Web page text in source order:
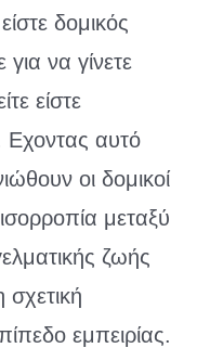
δομικός
να γίνετε
είστε
Εχοντας αυτό
οι δομικοί
μεταξύ
ζωής
σχετική
εμπειρίας.